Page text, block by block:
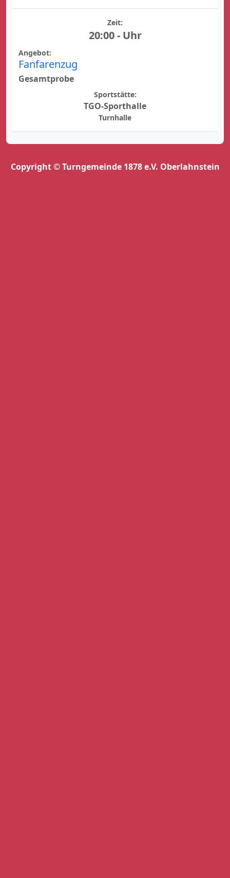
Zeit:
20:00 - Uhr
Angebot:
Fanfarenzug
Gesamtprobe
Sportstätte:
TGO-Sporthalle
Turnhalle
Copyright © Turngemeinde 1878 e.V. Oberlahnstein